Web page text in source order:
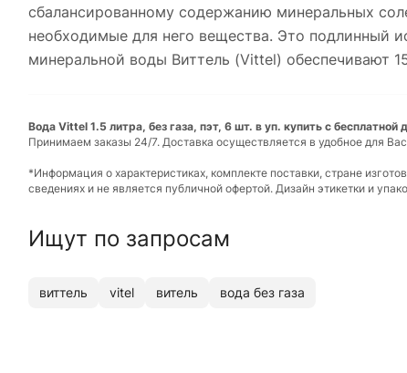
сбалансированному содержанию минеральных
необходимые для него вещества. Это подлинный
минеральной воды Виттель (Vittel) обеспечивают
Вода Vittel 1.5 литра, без газа, пэт, 6 шт. в уп. купить с
Принимаем заказы 24/7. Доставка осуществляется в удобное для
*Информация о характеристиках, комплекте поставки, стране
сведениях и не является публичной офертой. Дизайн этикетки и
Ищут по запросам
виттель vitel витель вода без газа